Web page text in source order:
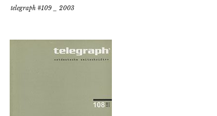
telegraph #109 _ 2003